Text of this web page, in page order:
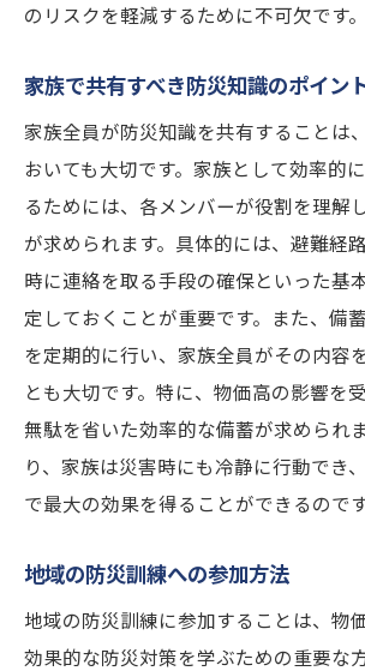
親子で楽しめる防災ワークシ
防災対策で物価高に負けない暮ら
生活の質を落とさずに備える
防災とエコを両立する生活ス
物価高に負けない住居の防
災害への備えを楽しむライフ
地域と協力して備える防災の
持続可能な備蓄と生活のバラ
物価高の影響を軽減する防災知
経済環境の変化に対する知識
防災を通じて得られる生活の
防災知識を活かした経済的リ
教育機関で学べる防災と経済
家計の防災対策がもたらす
のリスクを軽減するために不可欠です。
家族で共有すべき防災知識のポイン
家族全員が防災知識を共有することは
おいても大切です。家族として効率的
るためには、各メンバーが役割を理解
が求められます。具体的には、避難経
時に連絡を取る手段の確保といった基
定しておくことが重要です。また、備
を定期的に行い、家族全員がその内容
とも大切です。特に、物価高の影響を
無駄を省いた効率的な備蓄が求められ
り、家族は災害時にも冷静に行動でき
で最大の効果を得ることができるのです
地域の防災訓練への参加方法
地域の防災訓練に参加することは、物
効果的な防災対策を学ぶための重要な